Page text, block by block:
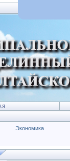
Экономика